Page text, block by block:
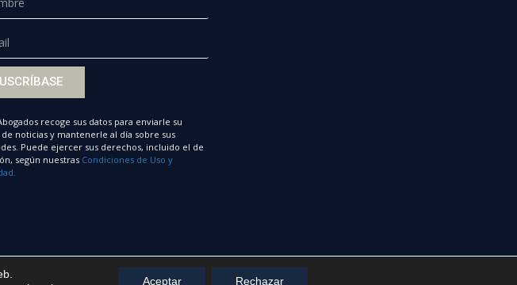
recoge sus datos para enviarle su
noticias y mantenerle al día sobre sus
Puede ejercer sus derechos, incluido el de
según nuestras Condiciones de Uso y
Aceptar Rechazar